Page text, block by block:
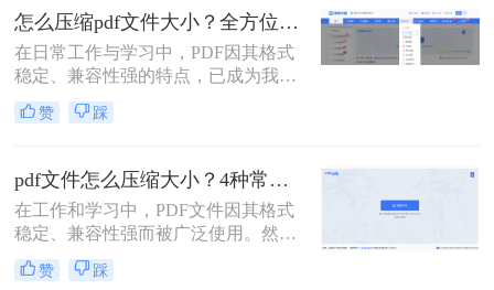
5M呢？
存储在有限的设备空间中，都会遇到
限制。因此，掌握如何压缩pdf文件大
小的技能显得至关重要。
怎么压缩pdf文件大小？全方位高效压缩方法终极指南！
在日常工作与学习中，PDF因其格式
稳定、兼容性强的特点，已成为我们
分享文档、报告和论文的首选格式。
然而，过大的PDF文件常常会带来诸
度、占用大量存储空间，甚至可能超
出某些平台的上传限制。因此，掌握
怎么压缩pdf文件大小的技能显得至关
重要。
赞 踩
pdf文件怎么压缩大小？4种常用压缩方法详解！
在工作和学习中，PDF文件因其格式
稳定、兼容性强而被广泛使用。然
而，PDF文件体积过大常会导致存储
空间不足、传输速度慢等问题。那么
赞 踩